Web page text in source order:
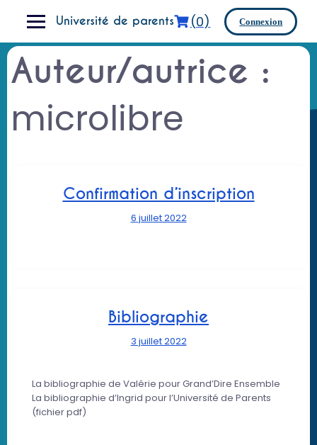
Université de parents (0) Connexion
Auteur/autrice :
microlibre
Confirmation d’inscription
6 juillet 2022
Bibliographie
3 juillet 2022
La bibliographie de Valérie pour Grand’Dire Ensemble
La bibliographie d’Ingrid pour l’Université de Parents
(fichier pdf)